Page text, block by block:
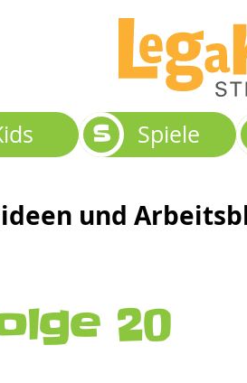
S Spiele
und
20